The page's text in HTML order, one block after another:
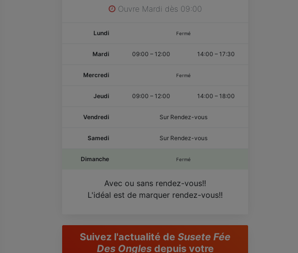
Ouvre Mardi dès 09:00
Lundi Fermé
Mardi 09:00 – 12:00 14:00 – 17:30
Mercredi Fermé
Jeudi 09:00 – 12:00 14:00 – 18:00
Vendredi Sur Rendez-vous
Samedi Sur Rendez-vous
Dimanche Fermé
Avec ou sans rendez-vous!!
L'idéal est de marquer rendez-vous!!
Suivez l'actualité de Susete Fée
Des Onglesdepuis votre